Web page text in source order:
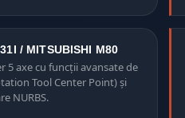
/ MITSUBISHI M80
5 axe cu funcții avansate de
Tool Center Point) și
NURBS.